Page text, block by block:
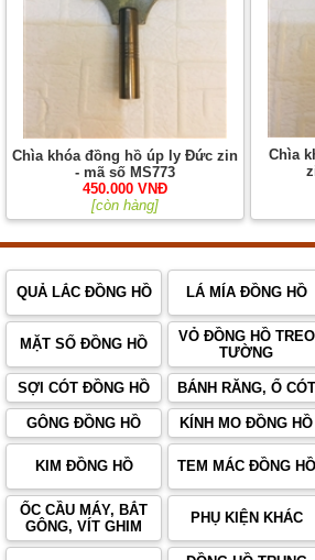
Chìa khóa đồng hồ úp ly Đức zin
- mã số MS773
450.000 VNĐ
[còn hàng]
Chìa
QUẢ LẮC ĐỒNG HỒ LÁ MÍA ĐỒNG HỒ
MẶT SỐ ĐỒNG HỒ
VỎ ĐỒNG HỒ TREO
TƯỜNG
SỢI CÓT ĐỒNG HỒ BÁNH RĂNG, Ổ CÓT
GÔNG ĐỒNG HỒ KÍNH MO ĐỒNG HỒ
KIM ĐỒNG HỒ TEM MÁC ĐỒNG HỒ
ỐC CẦU MÁY, BẮT
GÔNG, VÍT GHIM
PHỤ KIỆN KHÁC